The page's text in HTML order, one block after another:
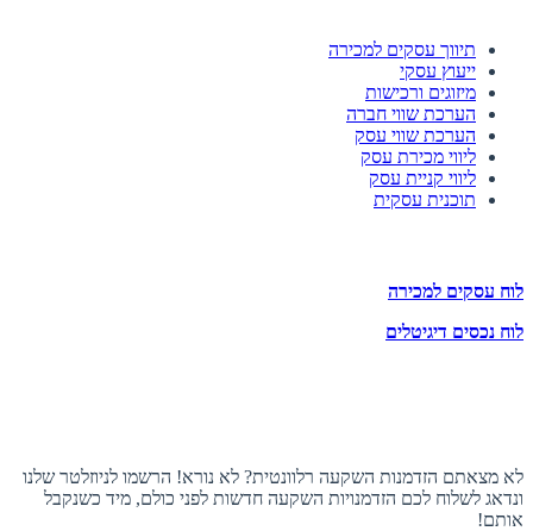
תיווך עסקים למכירה
ייעוץ עסקי
מיזוגים ורכישות
הערכת שווי חברה
הערכת שווי עסק
ליווי מכירת עסק
ליווי קניית עסק
תוכנית עסקית
לוח עסקים למכירה
לוח נכסים דיגיטלים
לא מצאתם הזדמנות השקעה רלוונטית? לא נורא! הרשמו לניוזלטר שלנו
ונדאג לשלוח לכם הזדמנויות השקעה חדשות לפני כולם, מיד כשנקבל
אותם!